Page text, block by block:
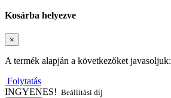
Kosárba helyezve
×
A termék alapján a következőket javasoljuk:
Folytatás
INGYENES! Beállítási díj